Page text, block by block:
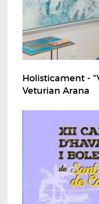
Holisticament -
Veturian Arana